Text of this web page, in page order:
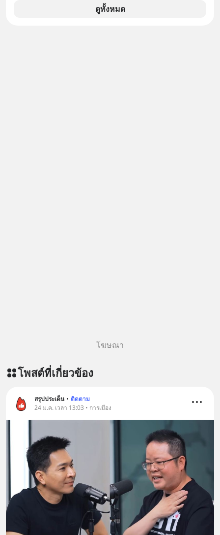
มากแค่ไหน แต่อิสรภาพ อำนาจ หรือ
การได้มีสิทธิเลือกนี้กลับสร้างความ
Dalio ชายผู้เคยทำนายวิกฤตเศรษฐกิจ
ดูทั้งหมด
โฆษณา
โพสต์ที่เกี่ยวข้อง
สรุปประเด็น • ติดตาม
24 ม.ค. เวลา 13:03 • การเมือง